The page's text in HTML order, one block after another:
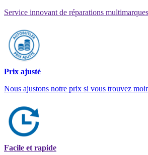
Service innovant de réparations
Prix ajusté
Nous ajustons notre prix si vous trouvez
Facile et rapide